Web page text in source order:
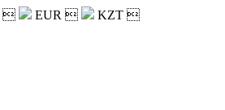
 EUR  KZT 